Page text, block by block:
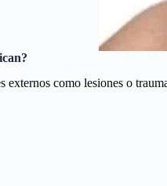
externos como lesiones o